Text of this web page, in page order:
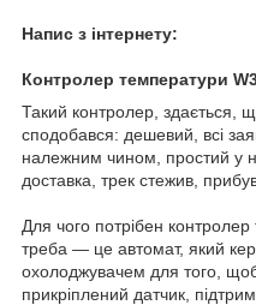
Напис з інтернету:
Контролер температури
Такий контролер, здається,
сподобався: дешевий, всі
належним чином, простий у
доставка, трек стежив,
Для чого потрібен
треба — це автомат, який
охолоджувачем для того,
прикріплений датчик,